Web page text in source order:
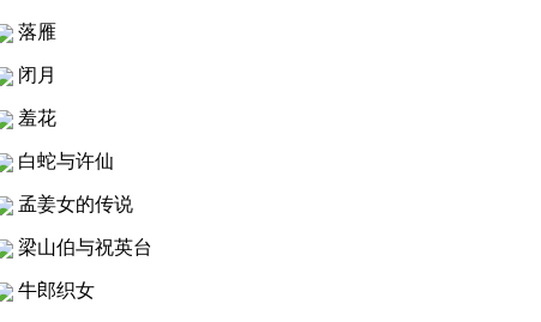
落雁
闭月
羞花
白蛇与许仙
孟姜女的传说
梁山伯与祝英台
牛郎织女